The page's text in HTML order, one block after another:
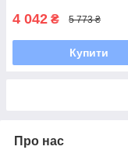
4 042 ₴ 5 773 ₴
Купити
Про нас